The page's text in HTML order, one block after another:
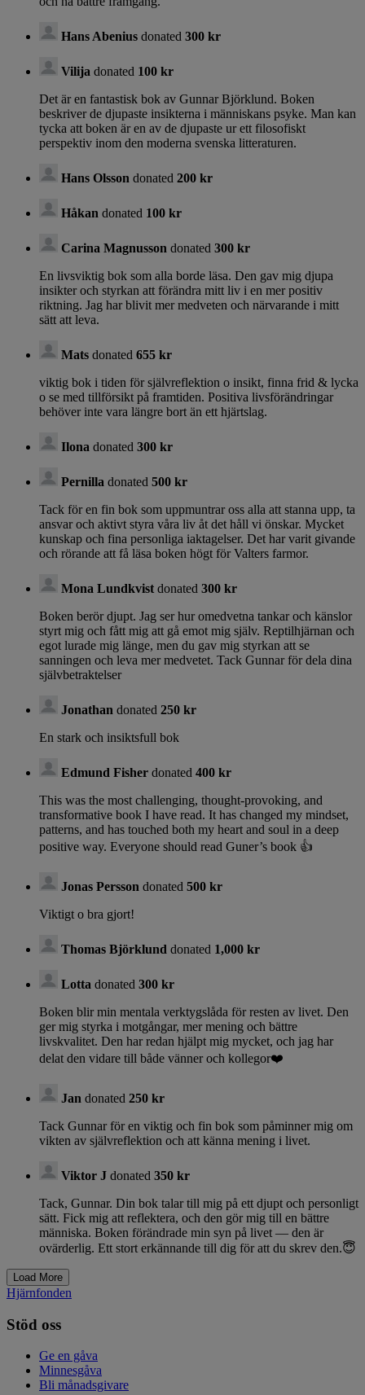
Hans Abenius donated 300 kr
Vilija donated 100 kr
Det är en fantastisk bok av Gunnar Björklund. Boken
beskriver de djupaste insikterna i människans psyke. Man kan
tycka att boken är en av de djupaste ur ett filosofiskt
perspektiv inom den moderna svenska litteraturen.
Hans Olsson donated 200 kr
Håkan donated 100 kr
Carina Magnusson donated 300 kr
En livsviktig bok som alla borde läsa. Den gav mig djupa
insikter och styrkan att förändra mitt liv i en mer positiv
riktning. Jag har blivit mer medveten och närvarande i mitt
sätt att leva.
Mats donated 655 kr
viktig bok i tiden för självreflektion o insikt, finna frid & lycka
o se med tillförsikt på framtiden. Positiva livsförändringar
behöver inte vara längre bort än ett hjärtslag.
Ilona donated 300 kr
Pernilla donated 500 kr
Tack för en fin bok som uppmuntrar oss alla att stanna upp, ta
ansvar och aktivt styra våra liv åt det håll vi önskar. Mycket
kunskap och fina personliga iaktagelser. Det har varit givande
och rörande att få läsa boken högt för Valters farmor.
Mona Lundkvist donated 300 kr
Boken berör djupt. Jag ser hur omedvetna tankar och känslor
styrt mig och fått mig att gå emot mig själv. Reptilhjärnan och
egot lurade mig länge, men du gav mig styrkan att se
sanningen och leva mer medvetet. Tack Gunnar för dela dina
självbetraktelser
Jonathan donated 250 kr
En stark och insiktsfull bok
Edmund Fisher donated 400 kr
This was the most challenging, thought-provoking, and
transformative book I have read. It has changed my mindset,
patterns, and has touched both my heart and soul in a deep
positive way. Everyone should read Guner’s book 👍
Jonas Persson donated 500 kr
Viktigt o bra gjort!
Thomas Björklund donated 1,000 kr
Lotta donated 300 kr
Boken blir min mentala verktygslåda för resten av livet. Den
ger mig styrka i motgångar, mer mening och bättre
livskvalitet. Den har redan hjälpt mig mycket, och jag har
delat den vidare till både vänner och kollegor❤️
Jan donated 250 kr
Tack Gunnar för en viktig och fin bok som påminner mig om
vikten av självreflektion och att känna mening i livet.
Viktor J donated 350 kr
Tack, Gunnar. Din bok talar till mig på ett djupt och personligt
sätt. Fick mig att reflektera, och den gör mig till en bättre
människa. Boken förändrade min syn på livet — den är
ovärderlig. Ett stort erkännande till dig för att du skrev den.😇
Hjärnfonden
Stöd oss
Ge en gåva
Minnesgåva
Bli månadsgivare